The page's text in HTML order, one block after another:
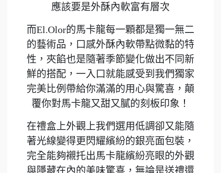
應該要是外酥內軟富有層次
而El.Olor的馬卡龍每一顆都是獨一無二
的藝術品，口感外酥內軟帶點微黏的特
性，夾餡也是隨著季節變化做出不同新
鮮的搭配，一入口就能感受到我們獨家
完美比例帶給你滿滿的用心與驚喜，顛
覆你對馬卡龍又甜又膩的刻板印象！
在禮盒上外觀上我們選用低調卻又能隨
著光線變得更閃耀繽紛的銀亮面包裝，
完全能夠襯托出馬卡龍繽紛亮眼的外觀
與隱藏在內的美味驚喜，無論是送禮還